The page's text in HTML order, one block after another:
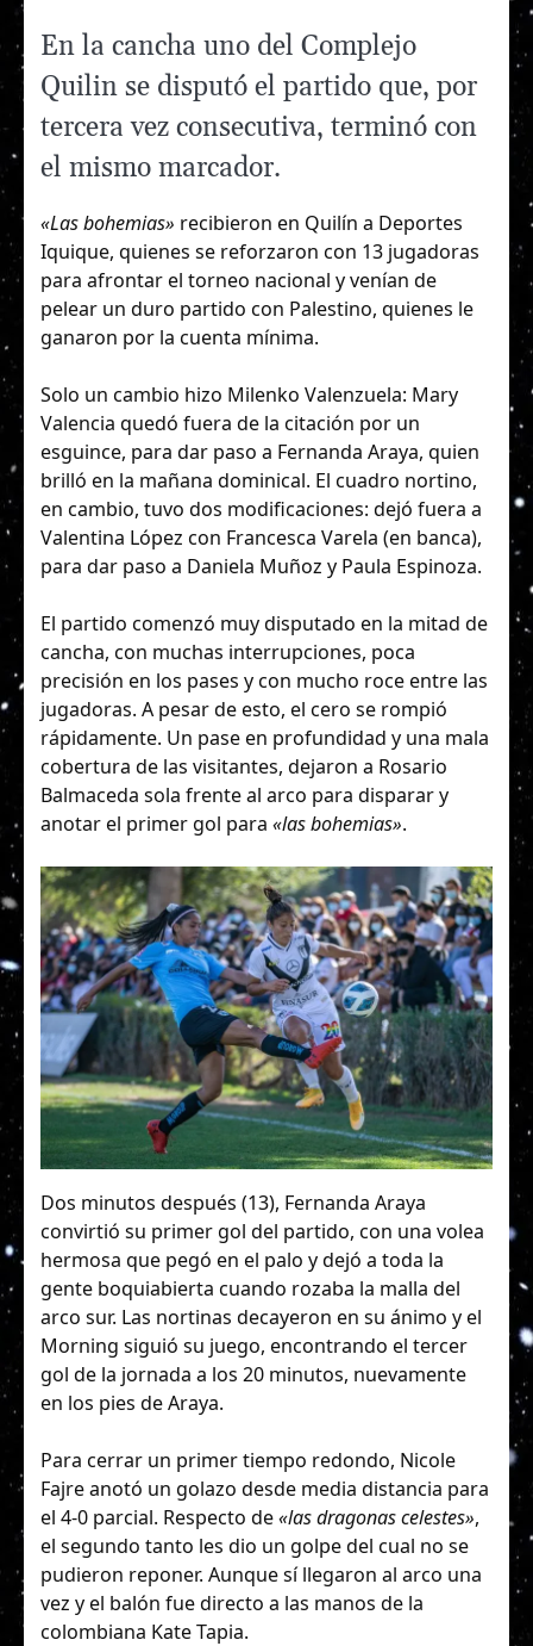
En la cancha uno del Complejo
Quilin se disputó el partido que, por
tercera vez consecutiva, terminó con
el mismo marcador.
«Las bohemias» recibieron en Quilín a Deportes
Iquique, quienes se reforzaron con 13 jugadoras
para afrontar el torneo nacional y venían de
pelear un duro partido con Palestino, quienes le
ganaron por la cuenta mínima.
Solo un cambio hizo Milenko Valenzuela: Mary
Valencia quedó fuera de la citación por un
esguince, para dar paso a Fernanda Araya, quien
brilló en la mañana dominical. El cuadro nortino,
en cambio, tuvo dos modificaciones: dejó fuera a
Valentina López con Francesca Varela (en banca),
para dar paso a Daniela Muñoz y Paula Espinoza.
El partido comenzó muy disputado en la mitad de
cancha, con muchas interrupciones, poca
precisión en los pases y con mucho roce entre las
jugadoras. A pesar de esto, el cero se rompió
rápidamente. Un pase en profundidad y una mala
cobertura de las visitantes, dejaron a Rosario
Balmaceda sola frente al arco para disparar y
anotar el primer gol para «las bohemias».
Dos minutos después (13), Fernanda Araya
convirtió su primer gol del partido, con una volea
hermosa que pegó en el palo y dejó a toda la
gente boquiabierta cuando rozaba la malla del
arco sur. Las nortinas decayeron en su ánimo y el
Morning siguió su juego, encontrando el tercer
gol de la jornada a los 20 minutos, nuevamente
en los pies de Araya.
Para cerrar un primer tiempo redondo, Nicole
Fajre anotó un golazo desde media distancia para
el 4-0 parcial. Respecto de«las dragonas celestes»,
el segundo tanto les dio un golpe del cual no se
pudieron reponer. Aunque sí llegaron al arco una
vez y el balón fue directo a las manos de la
colombiana Kate Tapia.